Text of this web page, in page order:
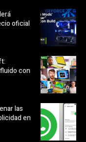
oficial
con
las
en